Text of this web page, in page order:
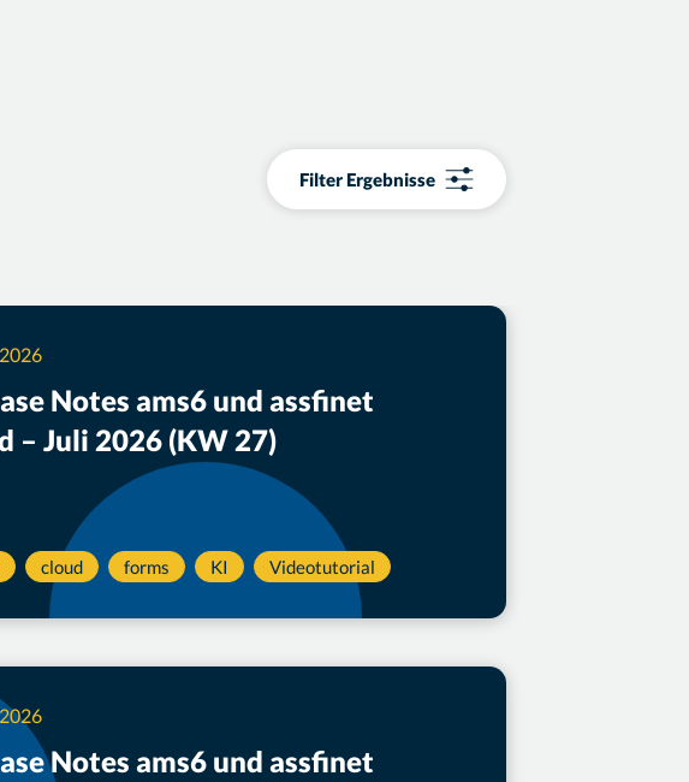
Filter Ergebnisse
Notes ams6 und assfinet
– Juli 2026 (KW 27)
cloud forms KI Videotutorial
Notes ams6 und assfinet